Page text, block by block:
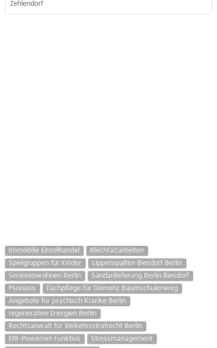
Zehlendorf
Immobilie Einzelhandel
Blechfalzarbeiten
Spielgruppen für Kinder
Lippenspalten Biesdorf Berlin
Seniorenwohnen Berlin
Sandanlieferung Berlin Biesdorf
Psoriasis
Fachpflege für Demenz Baumschulenweg
Angebote für psychisch Kranke Berlin
regenerative Energien Berlin
Rechtsanwalt für Verkehrsstrafrecht Berlin
EIB-Powernet-Funkbus
Stressmanagement